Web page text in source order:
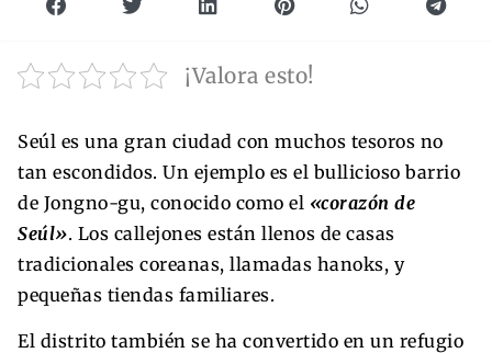
¡Valora esto!
Seúl es una gran ciudad con muchos tesoros no
tan escondidos. Un ejemplo es el bullicioso barrio
de Jongno-gu, conocido como el «corazón de
Seúl». Los callejones están llenos de casas
tradicionales coreanas, llamadas hanoks, y
pequeñas tiendas familiares.
El distrito también se ha convertido en un refugio